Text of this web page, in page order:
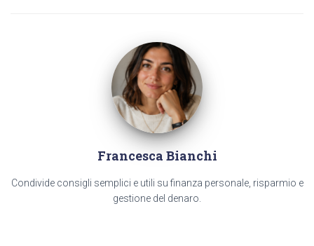
Francesca Bianchi
Condivide consigli semplici e utili su finanza personale, risparmio e
gestione del denaro.